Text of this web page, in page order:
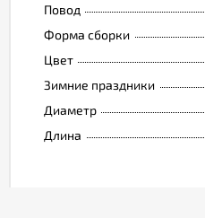
Повод
Форма сборки
Цвет
Зимние праздники
Диаметр
Длина